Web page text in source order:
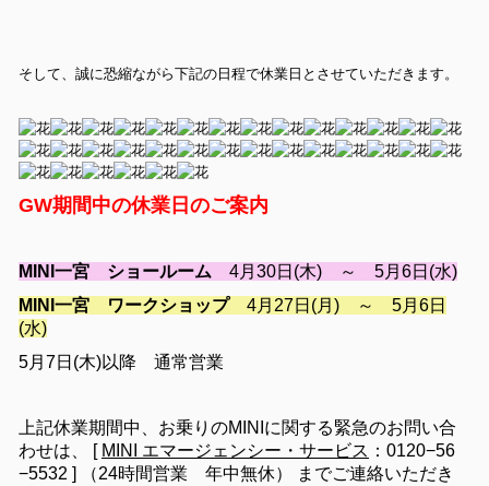
そして、誠に恐縮ながら下記の日程で休業日とさせていただきます。
GW期間中の休業日のご案内
MINI一宮 ショールーム 4月30日(木) ～ 5月6日(水)
MINI一宮 ワークショップ4月27日(月) ～ 5月6日
(水)
5月7日(木)以降 通常営業
上記休業期間中、お乗りのMINIに関する緊急のお問い合
わせは、 [ MINI エマージェンシー・サービス ：0120−56
−5532 ] （24時間営業 年中無休） までご連絡いただき